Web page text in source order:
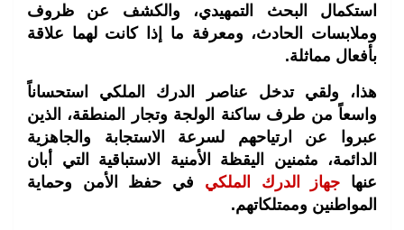
استكمال البحث التمهيدي، والكشف عن ظروف
وملابسات الحادث، ومعرفة ما إذا كانت لهما علاقة
بأفعال مماثلة.
هذا، ولقي تدخل عناصر الدرك الملكي استحساناً
واسعاً من طرف ساكنة الولجة وتجار المنطقة، الذين
عبروا عن ارتياحهم لسرعة الاستجابة والجاهزية
الدائمة، مثمنين اليقظة الأمنية الاستباقية التي أبان
عنها جهاز الدرك الملكي في حفظ الأمن وحماية
المواطنين وممتلكاتهم.